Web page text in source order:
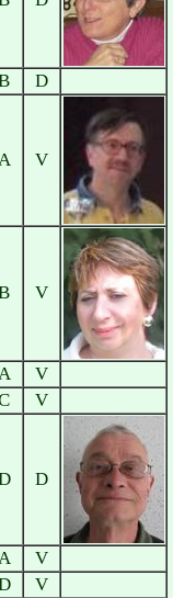
D
V
V
V
V
D
V
V